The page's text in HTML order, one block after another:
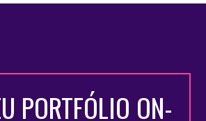
PORTFÓLIO ON-